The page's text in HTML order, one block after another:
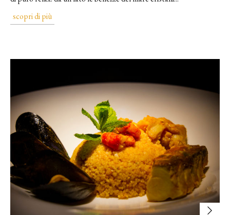
scopri di più